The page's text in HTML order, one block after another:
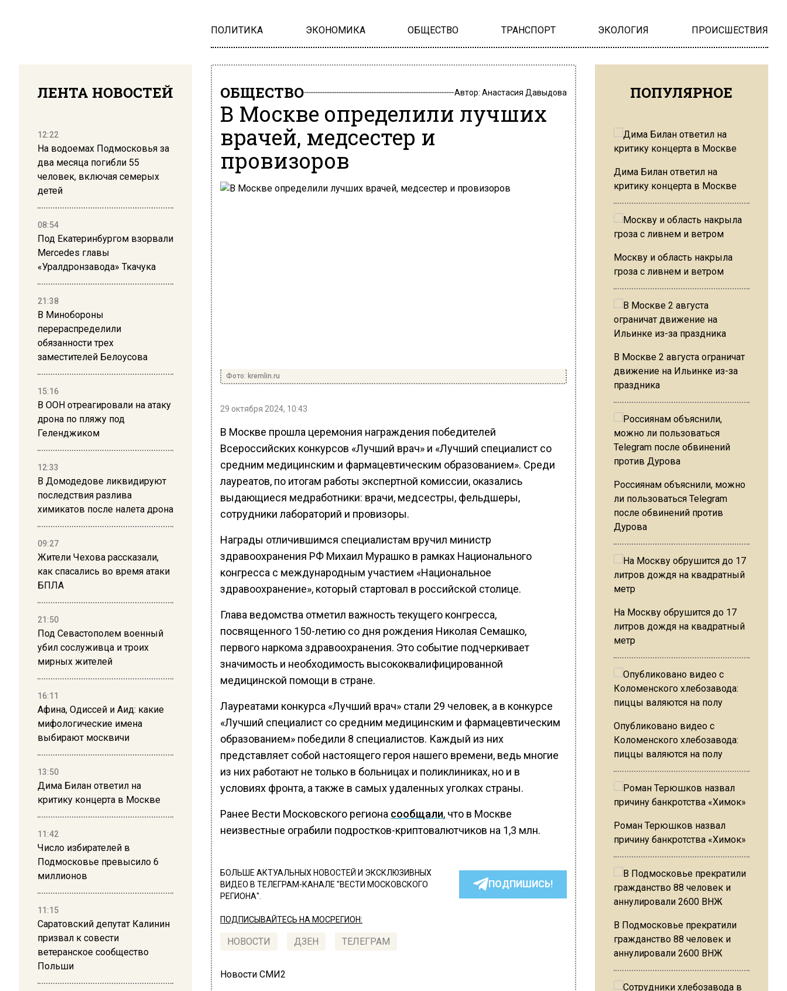
ПОЛИТИКА ЭКОНОМИКА ОБЩЕСТВО ТРАНСПОРТ ЭКОЛОГИЯ ПРОИСШЕСТВИЯ
ЛЕНТА НОВОСТЕЙ
12:22
На водоемах Подмосковья за
два месяца погибли 55
человек, включая семерых
детей
08:54
Под Екатеринбургом взорвали
Mercedes главы
«Уралдронзавода» Ткачука
21:38
В Минобороны
перераспределили
обязанности трех
заместителей Белоусова
15:16
В ООН отреагировали на атаку
дрона по пляжу под
Геленджиком
12:33
В Домодедове ликвидируют
последствия разлива
химикатов после налета дрона
09:27
Жители Чехова рассказали,
как спасались во время атаки
БПЛА
21:50
Под Севастополем военный
убил сослуживца и троих
мирных жителей
16:11
Афина, Одиссей и Аид: какие
мифологические имена
выбирают москвичи
13:50
Дима Билан ответил на
критику концерта в Москве
11:42
Число избирателей в
Подмосковье превысило 6
миллионов
11:15
Саратовский депутат Калинин
призвал к совести
ветеранское сообщество
Польши
ОБЩЕСТВО Автор: Анастасия Давыдова
В Москве определили лучших
врачей, медсестер и
провизоров
Фото: kremlin.ru
29 октября 2024, 10:43
В Москве прошла церемония награждения победителей
Всероссийских конкурсов «Лучший врач» и «Лучший специалист со
средним медицинским и фармацевтическим образованием». Среди
лауреатов, по итогам работы экспертной комиссии, оказались
выдающиеся медработники: врачи, медсестры, фельдшеры,
сотрудники лабораторий и провизоры.
Награды отличившимся специалистам вручил министр
здравоохранения РФ Михаил Мурашко в рамках Национального
конгресса с международным участием «Национальное
здравоохранение», который стартовал в российской столице.
Глава ведомства отметил важность текущего конгресса,
посвященного 150-летию со дня рождения Николая Семашко,
первого наркома здравоохранения. Это событие подчеркивает
значимость и необходимость высококвалифицированной
медицинской помощи в стране.
Лауреатами конкурса «Лучший врач» стали 29 человек, а в конкурсе
«Лучший специалист со средним медицинским и фармацевтическим
образованием» победили 8 специалистов. Каждый из них
представляет собой настоящего героя нашего времени, ведь многие
из них работают не только в больницах и поликлиниках, но и в
условиях фронта, а также в самых удаленных уголках страны.
Ранее Вести Московского региона сообщали, что в Москве
неизвестные ограбили подростков-криптовалютчиков на 1,3 млн.
БОЛЬШЕ АКТУАЛЬНЫХ НОВОСТЕЙ И ЭКСКЛЮЗИВНЫХ
ВИДЕО В ТЕЛЕГРАМ-КАНАЛЕ "ВЕСТИ МОСКОВСКОГО
РЕГИОНА".
ПОДПИШИСЬ!
ПОДПИСЫВАЙТЕСЬ НА МОСРЕГИОН:
НОВОСТИ ДЗЕН ТЕЛЕГРАМ
Новости СМИ2
ПОПУЛЯРНОЕ
Дима Билан ответил на
критику концерта в Москве
Москву и область накрыла
гроза с ливнем и ветром
В Москве 2 августа ограничат
движение на Ильинке из-за
праздника
Россиянам объяснили, можно
ли пользоваться Telegram
после обвинений против
Дурова
На Москву обрушится до 17
литров дождя на квадратный
метр
Опубликовано видео с
Коломенского хлебозавода:
пиццы валяются на полу
Роман Терюшков назвал
причину банкротства «Химок»
В Подмосковье прекратили
гражданство 88 человек и
аннулировали 2600 ВНЖ